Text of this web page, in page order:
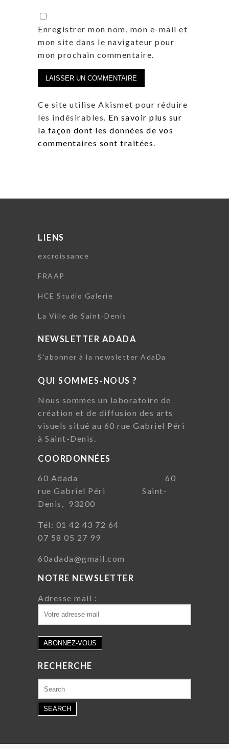
Enregistrer mon nom, mon e-mail et
mon site dans le navigateur pour
mon prochain commentaire.
Ce site utilise Akismet pour réduire
les indésirables. En savoir plus sur
la façon dont les données de vos
commentaires sont traitées.
LIENS
excroissance
FRAAP
HCE Studio Galerie
La Ville de Saint-Denis
NEWSLETTER ADADA
S'abonner à la newsletter AdaDa
QUI SOMMES-NOUS ?
Nous sommes un laboratoire de
création et de diffusion des arts
visuels situé au 60 rue Gabriel Péri
à Saint-Denis.
COORDONNÉES
60 Adada 60
rue Gabriel Péri Saint-
Denis, 93200
Tél: 01 42 43 72 64
07 58 05 27 99
60adada@gmail.com
NOTRE NEWSLETTER
Adresse mail :
RECHERCHE
for: